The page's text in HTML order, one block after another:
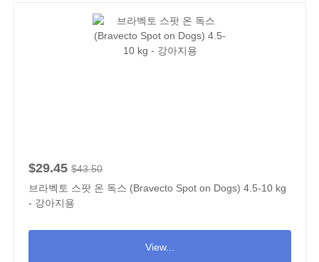
$29.45 $43.50
브라벡토 스팟 온 독스 (Bravecto Spot on Dogs) 4.5-10 kg
- 강아지용
View...